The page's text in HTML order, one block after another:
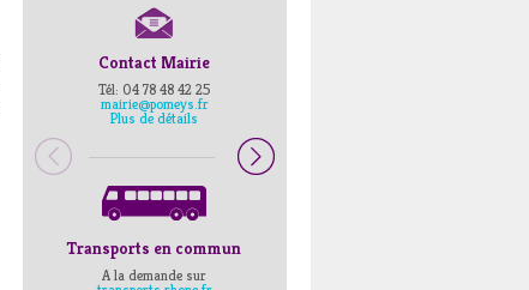
Contact Mairie
Tél: 04 78 48 42 25
mairie@pomeys.fr
Plus de détails
Transports en commun
A la demande sur